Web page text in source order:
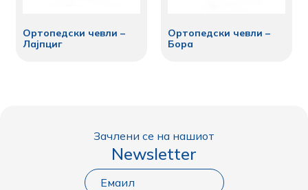
Ортопедски чевли –
Лајпциг
Ортопедски чевли –
Бора
Зачлени се на нашиот
Newsletter